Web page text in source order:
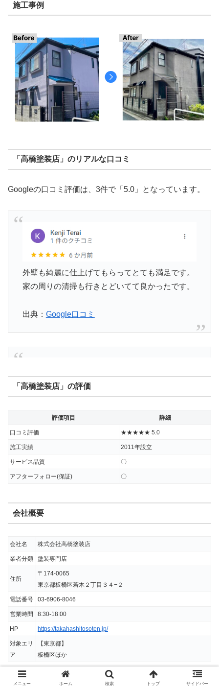
施工事例
「高橋塗装店」のリアルな口コミ
Googleの口コミ評価は、3件で「5.0」となっています。
外壁も綺麗に仕上げてもらってとても満足です。
家の周りの清掃も行きとどいてて良かったです。
出典： Google口コミ
出典：
「高橋塗装店」の評価
評価項目 詳細
口コミ評価 ★★★★★ 5.0
施工実績 2011年設立
サービス品質 〇
アフターフォロー(保証) 〇
会社概要
会社名 株式会社高橋塗装店
業者分類 塗装専門店
住所
〒174-0065
東京都板橋区若木２丁目３４−２
電話番号 03-6906-8046
営業時間 8:30-18:00
HP https://takahashitosoten.jp/
対象エリ
ア
【東京都】
板橋区ほか
メニュー ホーム 検索 トップ サイドバー